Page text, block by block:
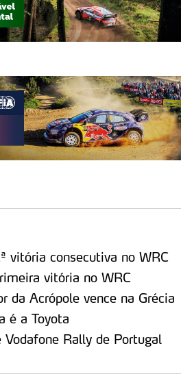
vitória consecutiva no WRC
vitória no WRC
da Acrópole vence na Grécia
é a Toyota
Rally de Portugal